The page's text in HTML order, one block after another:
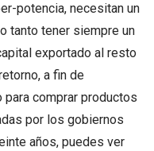
potencia, necesitan un
tanto tener siempre un
exportado al resto
a fin de
comprar productos
por los gobiernos
años, puedes ver